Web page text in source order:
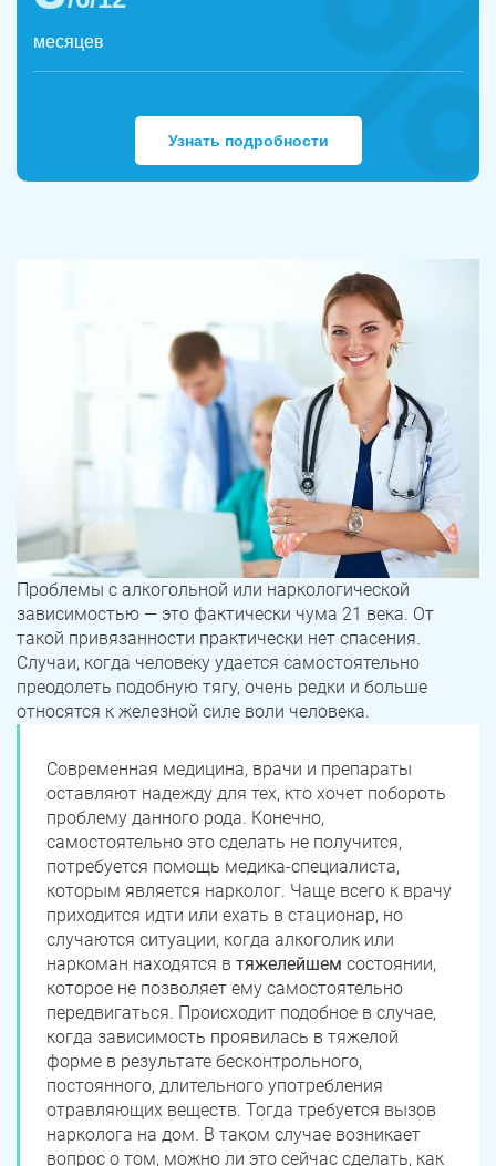
месяцев
Узнать подробности
Проблемы с алкогольной или наркологической
зависимостью — это фактически чума 21 века. От
такой привязанности практически нет спасения.
Случаи, когда человеку удается самостоятельно
преодолеть подобную тягу, очень редки и больше
относятся к железной силе воли человека.
Современная медицина, врачи и препараты
оставляют надежду для тех, кто хочет побороть
проблему данного рода. Конечно,
самостоятельно это сделать не получится,
потребуется помощь медика-специалиста,
которым является нарколог. Чаще всего к врачу
приходится идти или ехать в стационар, но
случаются ситуации, когда алкоголик или
наркоман находятся в тяжелейшем состоянии,
которое не позволяет ему самостоятельно
передвигаться. Происходит подобное в случае,
когда зависимость проявилась в тяжелой
форме в результате бесконтрольного,
постоянного, длительного употребления
отравляющих веществ. Тогда требуется вызов
нарколога на дом. В таком случае возникает
вопрос о том, можно ли это сейчас сделать, как